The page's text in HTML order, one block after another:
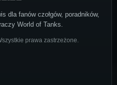
dla fanów czołgów, poradników,
World of Tanks.
prawa zastrzeżone.